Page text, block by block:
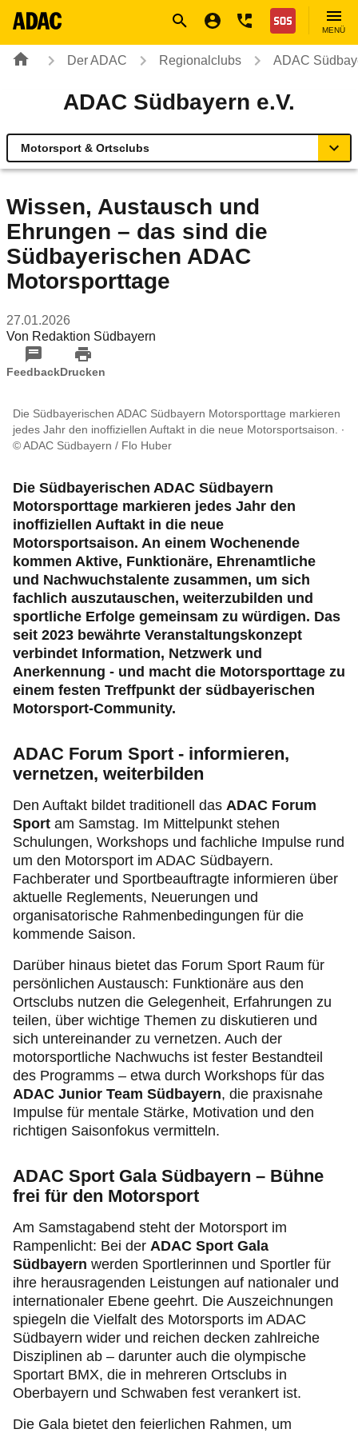
Nothilfe
MENÜ
Der ADAC Regionalclubs ADAC
ADAC Südbayern e.V.
Motorsport & Ortsclubs
Geschäftsstellen & Reisebüros
Verkehr & Mobilität
Sicherheit
Reise & Freizeit
Motorsport & Ortsclubs
Ihr ADAC Südbayern e.V.
Wissen, Austausch und
Ehrungen – das sind die
Südbayerischen ADAC
Motorsporttage
27.01.2026
Von Redaktion Südbayern
FeedbackDrucken
Die Südbayerischen ADAC Südbayern Motorsporttage markieren
jedes Jahr den inoffiziellen Auftakt in die neue Motorsportsaison.
© ADAC Südbayern / Flo Huber
Die Südbayerischen ADAC Südbayern
Motorsporttage markieren jedes Jahr den
inoffiziellen Auftakt in die neue
Motorsportsaison. An einem Wochenende
kommen Aktive, Funktionäre, Ehrenamtliche
und Nachwuchstalente zusammen, um sich
fachlich auszutauschen, weiterzubilden und
sportliche Erfolge gemeinsam zu würdigen. Das
seit 2023 bewährte Veranstaltungskonzept
verbindet Information, Netzwerk und
Anerkennung - und macht die Motorsporttage zu
einem festen Treffpunkt der südbayerischen
Motorsport-Community.
ADAC Forum Sport - informieren,
vernetzen, weiterbilden
Den Auftakt bildet traditionell das ADAC Forum
Sport am Samstag. Im Mittelpunkt stehen
Schulungen, Workshops und fachliche Impulse rund
um den Motorsport im ADAC Südbayern.
Fachberater und Sportbeauftragte informieren über
aktuelle Reglements, Neuerungen und
organisatorische Rahmenbedingungen für die
kommende Saison.
Darüber hinaus bietet das Forum Sport Raum für
persönlichen Austausch: Funktionäre aus den
Ortsclubs nutzen die Gelegenheit, Erfahrungen zu
teilen, über wichtige Themen zu diskutieren und
sich untereinander zu vernetzen. Auch der
motorsportliche Nachwuchs ist fester Bestandteil
des Programms – etwa durch Workshops für das
ADAC Junior Team Südbayern, die praxisnahe
Impulse für mentale Stärke, Motivation und den
richtigen Saisonfokus vermitteln.
ADAC Sport Gala Südbayern – Bühne
frei für den Motorsport
Am Samstagabend steht der Motorsport im
Rampenlicht: Bei der ADAC Sport Gala
Südbayern werden Sportlerinnen und Sportler für
ihre herausragenden Leistungen auf nationaler und
internationaler Ebene geehrt. Die Auszeichnungen
spiegeln die Vielfalt des Motorsports im ADAC
Südbayern wider und reichen decken zahlreiche
Disziplinen ab – darunter auch die olympische
Sportart BMX, die in mehreren Ortsclubs in
Oberbayern und Schwaben fest verankert ist.
Die Gala bietet den feierlichen Rahmen, um